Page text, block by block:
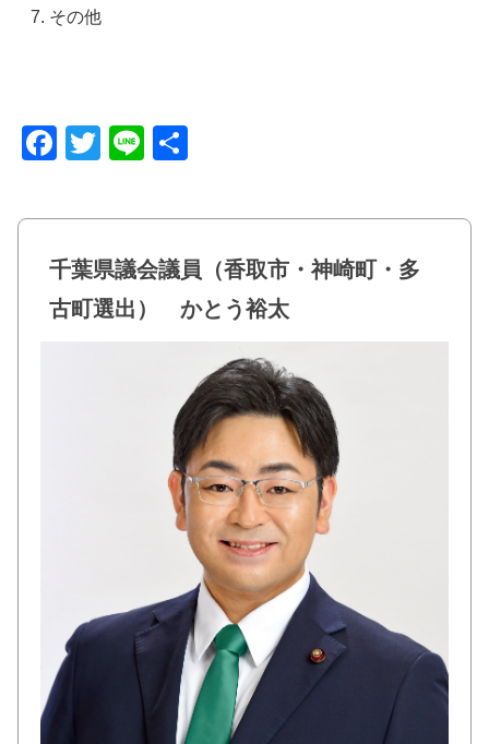
その他
F
c
e
b
o
T
tt
er
Li
e
千葉県議会議員（香取市・神崎町・多
古町選出） かとう裕太